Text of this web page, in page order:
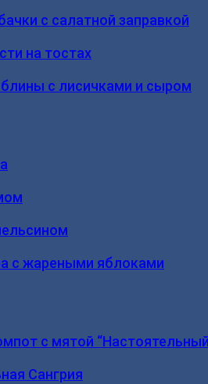
с салатной заправкой
на тостах
с лисичками и сыром
с жареными яблоками
с мятой
Сангрия